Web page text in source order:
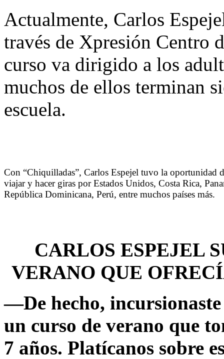
Actualmente, Carlos
través de Xpresión Centro
curso va dirigido a los
muchos de ellos terminan
escuela.
Con “Chiquilladas”, Carlos Espejel tuvo la oportunidad
viajar y hacer giras por Estados Unidos, Costa Rica,
República Dominicana, Perú, entre muchos países más.
CARLOS ESPEJEL
VERANO QUE
—De hecho,
un curso de verano que
7 años. Platícanos sobre